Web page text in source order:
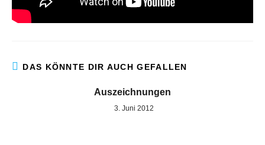
DAS KÖNNTE DIR AUCH GEFALLEN
Auszeichnungen
3. Juni 2012